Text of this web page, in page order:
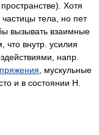
Хотя
тела, но пет
вызывать взаимные
что внутр. усилия
напр.
, мускульные
и в состоянии H.